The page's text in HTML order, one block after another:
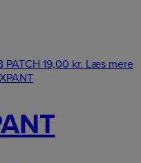
PATCH 19,00 kr. Læs mere